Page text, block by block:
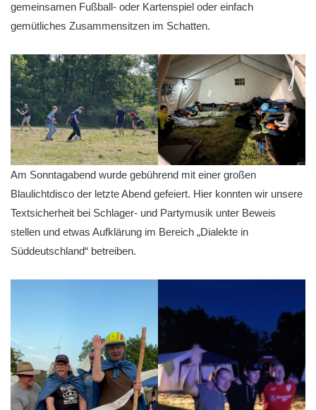
gemeinsamen Fußball- oder Kartenspiel oder einfach
gemütliches Zusammensitzen im Schatten.
Am Sonntagabend wurde gebührend mit einer großen
Blaulichtdisco der letzte Abend gefeiert. Hier konnten wir unsere
Textsicherheit bei Schlager- und Partymusik unter Beweis
stellen und etwas Aufklärung im Bereich „Dialekte in
Süddeutschland“ betreiben.